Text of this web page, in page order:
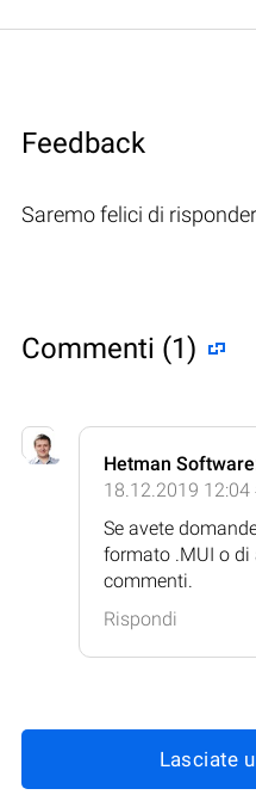
Feedback
Saremo felici di
Commenti (1)
Hetman
18.12.2019 12:04
Se avete
formato .MUI o di
commenti.
Rispondi
Lasciate